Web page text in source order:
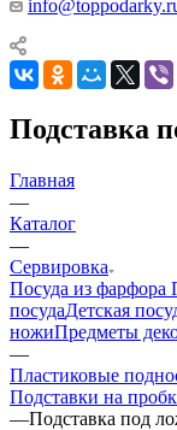
Подставка
Главная
—
Каталог
—
Сервировка
Посуда из фарфора
посудаДетская
ножиПредметы
—
Пластиковые
Подставки на
—Подставка под